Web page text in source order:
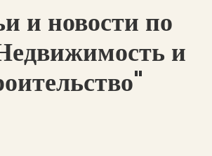
и новости по
и